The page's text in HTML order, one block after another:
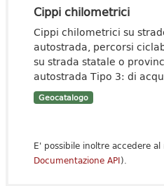
Cippi chilometrici
Cippi chilometrici su
autostrada, percorsi
su strada statale o
autostrada Tipo 3: di
Geocatalogo
E' possibile inoltre accedere
Documentazione API).